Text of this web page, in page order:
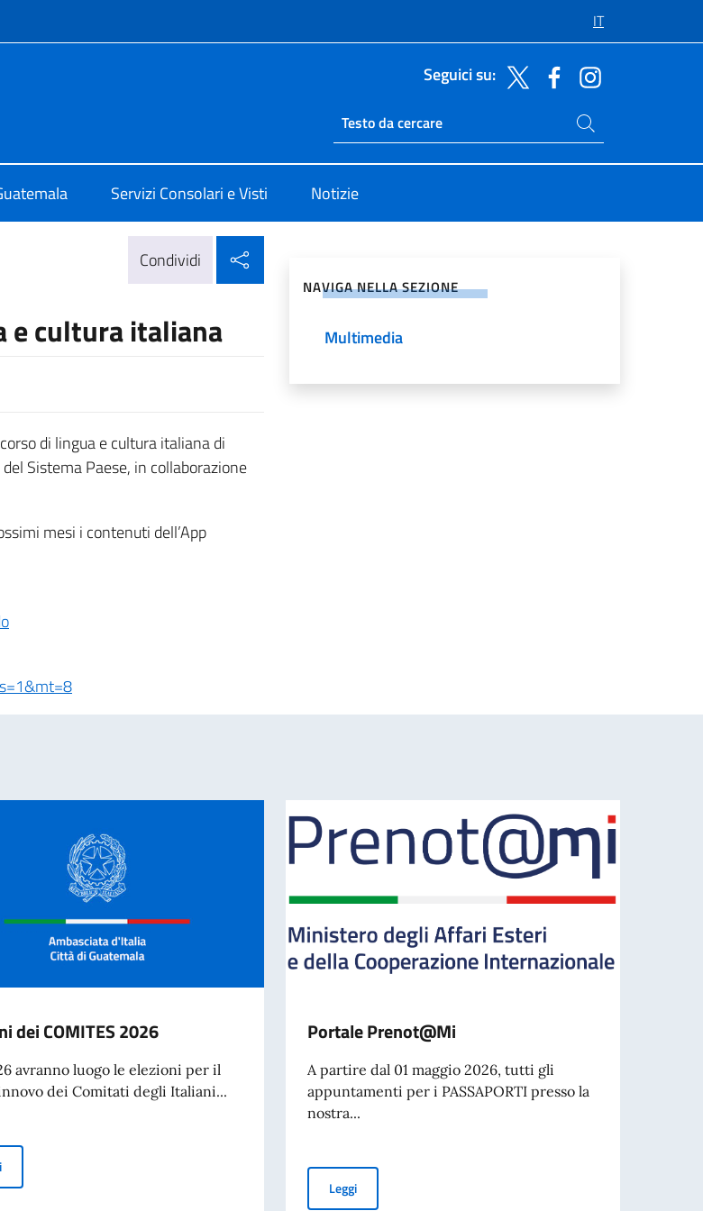
IT
Seguici su:
Ricerca sito live
Cerca nel sito
Servizi Consolari e Visti Notizie
Condividi
e cultura italiana
di lingua e cultura italiana di
Sistema Paese, in collaborazione
mesi i contenuti dell’App
NAVIGA NELLA SEZIONE
Multimedia
dei COMITES 2026
avranno luogo le elezioni per il
dei Comitati degli Italiani...
Elezioni dei COMITES 2026
Portale Prenot@Mi
A partire dal 01 maggio 2026, tutti gli
appuntamenti per i PASSAPORTI presso la
nostra...
LeggiPortale Prenot@Mi